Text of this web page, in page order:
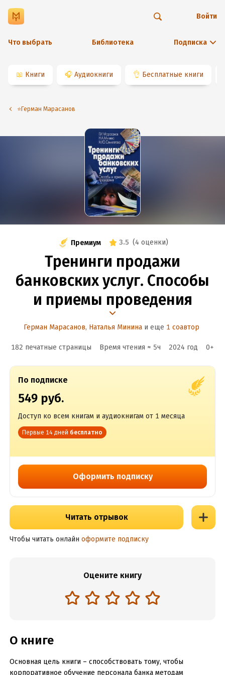
Что выбрать Библиотека Подписка
Войти
📖 Книги 🎧 Аудиокниги 👌 Бесплатные книги
⭐️Герман Марасанов
Премиум 3.5 (4 оценки)
Тренинги продажи
банковских услуг. Способы
и приемы проведения
Герман Марасанов, Наталья Минина и еще 1 соавтор
182 печатные страницы Время чтения ≈ 5ч 2024 год 0+
По подписке
549 руб.
Доступ ко всем книгам и аудиокнигам от 1 месяца
Первые 14 дней бесплатно
Оформить подписку
Читать отрывок
Чтобы читать онлайн оформите подписку
Оцените книгу
О книге
Основная цель книги – способствовать тому, чтобы
корпоративное обучение персонала банка методам